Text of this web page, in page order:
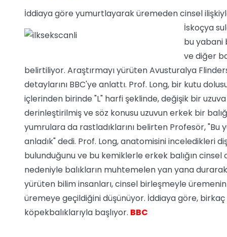
İddiaya göre yumurtlayarak üremeden cinsel
İskoçya
bu yabani
ve diğer
belirtiliyor. Araştırmayı yürüten Avusturalya
detaylarını BBC'ye anlattı. Prof. Long, bir kutu
içlerinden birinde "L" harfi şeklinde, değişik bir
derinleştirilmiş ve söz konusu uzuvun erkek bir
yumrulara da rastladıklarını belirten Profesör, "Bu
anladık" dedi. Prof. Long, anatomisini inceledikleri
bulunduğunu ve bu kemiklerle erkek balığın cinsel
nedeniyle balıkların muhtemelen yan yana
yürüten bilim insanları, cinsel birleşmeyle
üremeye geçildiğini düşünüyor. İddiaya göre,
köpekbalıklarıyla başlıyor. BBC